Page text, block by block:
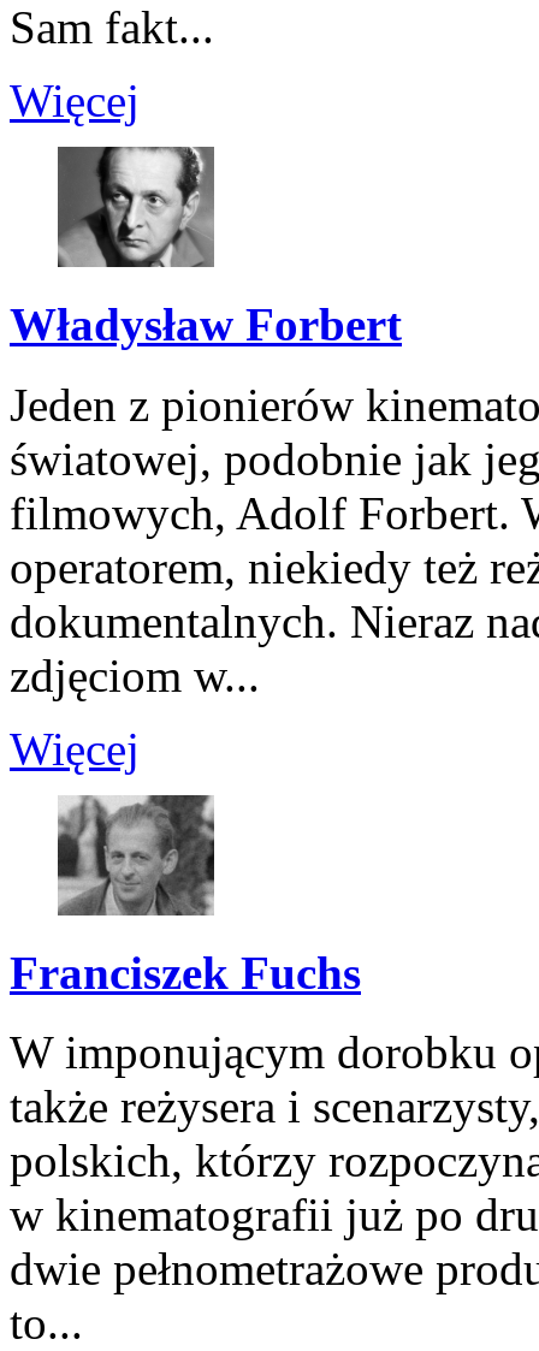
Sam fakt...
Więcej
Władysław Forbert
Jeden z pionierów
światowej, podobnie jak
filmowych, Adolf Forbert.
operatorem, niekiedy też
dokumentalnych. Nieraz
zdjęciom w...
Więcej
Franciszek Fuchs
W imponującym dorobku
także reżysera i
polskich, którzy
w kinematografii już po
dwie pełnometrażowe
to...